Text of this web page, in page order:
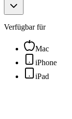
Verfügbar für
Mac
iPhone
iPad